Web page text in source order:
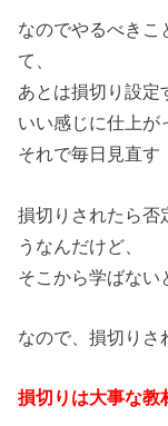
なのでやるべきこ
て、
あとは損切り設定
いい感じに仕上が
それで毎日見直す
損切りされたら否
うなんだけど、
そこから学ばない
なので、損切りさ
損切りは大事な教